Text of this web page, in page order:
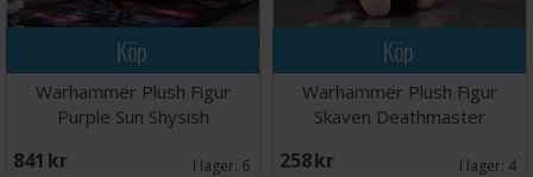
Köp
Warhammer Plush Figur
Purple Sun Shysish
841 SEK I lager: 6
Köp
Warhammer Plush Figur
Skaven Deathmaster
258 SEK I lager: 4